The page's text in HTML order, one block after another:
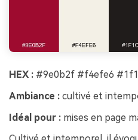
HEX : #9e0b2f #f4efe6
Ambiance : cultivé et
Idéal pour : mises en page